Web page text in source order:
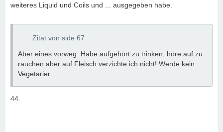
weiteres Liquid und Coils und ... ausgegeben habe.
Zitat von side 67
Aber eines vorweg: Habe aufgehört zu trinken, höre auf zu
rauchen aber auf Fleisch verzichte ich nicht! Werde kein
Vegetarier.
44.